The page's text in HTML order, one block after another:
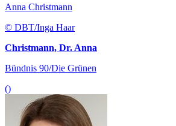
Anna Christmann
© DBT/Inga Haar
Christmann, Dr. Anna
Bündnis 90/Die Grünen
()